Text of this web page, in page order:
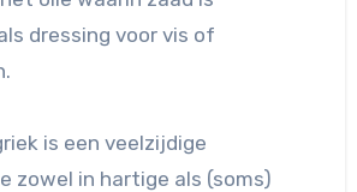
dressing voor vis of
is een veelzijdige
zowel in hartige als (soms)